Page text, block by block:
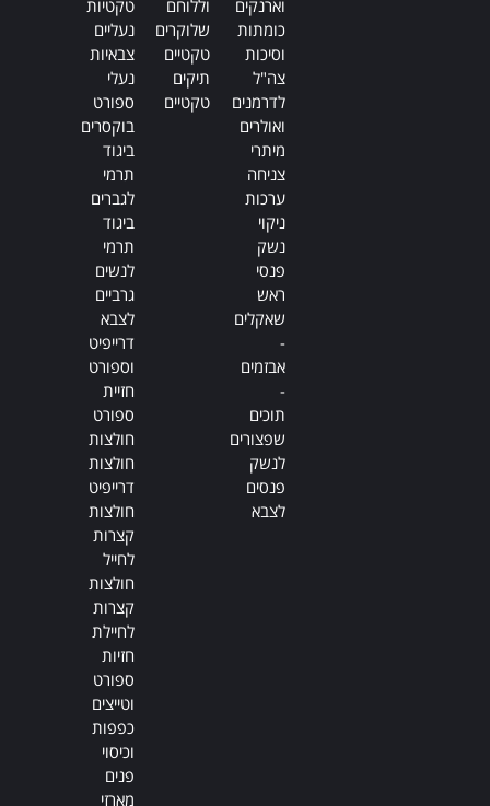
וארנקים
כומתות
וסיכות
צה"ל
לדרמנים
ואולרים
מיתרי
צניחה
ערכות
ניקוי
נשק
פנסי
ראש
שאקלים
-
אבזמים
-
תוכים
שפצורים
לנשק
פנסים
לצבא
וללוחם
שלוקרים
טקטיים
תיקים
טקטיים
טקטיות
נעליים
צבאיות
נעלי
ספורט
בוקסרים
ביגוד
תרמי
לגברים
ביגוד
תרמי
לנשים
גרביים
לצבא
דרייפיט
וספורט
חזיית
ספורט
חולצות
חולצות
דרייפיט
חולצות
קצרות
לחייל
חולצות
קצרות
לחיילת
חזיות
ספורט
וטייצים
כפפות
וכיסוי
פנים
מארזי